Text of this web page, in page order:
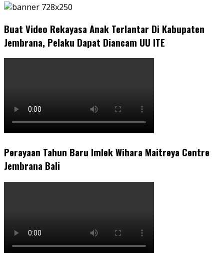
Buat Video Rekayasa Anak Terlantar Di Kabupaten
Jembrana, Pelaku Dapat Diancam UU ITE
Perayaan Tahun Baru Imlek Wihara Maitreya Centre
Jembrana Bali